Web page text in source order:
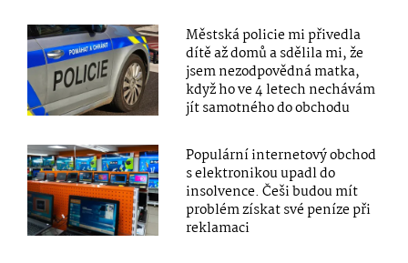
Městská policie mi přivedla
dítě až domů a sdělila mi, že
jsem nezodpovědná matka,
když ho ve 4 letech nechávám
jít samotného do obchodu
Populární internetový obchod
s elektronikou upadl do
insolvence. Češi budou mít
problém získat své peníze při
reklamaci